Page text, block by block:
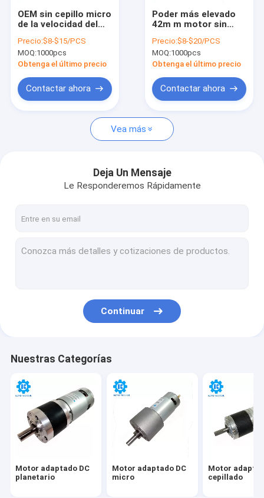
Noticias
Pida una cita
Motor adaptado DC planetario
Motor adaptado DC cepillado
Motor adaptado DC sin cepillo
Motor del engranaje de N20 DC
Motor cepillado micro de DC
Motor de la vibración de DC
OEM sin cepillo micro
de la velocidad del
25w DC disponible
Precio:$8-$15/PCS
MOQ:1000pcs
Obtenga el último precio
Contactar ahora
Poder más elevado
42m m motor sin
4275 de 300w 350w
12v 14.4v 18v 24v
rodamientos del
Precio:$8-$20/PCS
MOQ:1000pcs
Obtenga el último precio
Contactar ahora
Vea más
Deja Un Mensaje
Le Responderemos Rápidamente
Continuar
Nuestras Categorías
Motor adaptado DC
planetario
Motor adaptado DC
micro
Motor
cepillado